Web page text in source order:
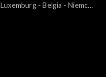
Luxemburg - Belgia - Niemcy